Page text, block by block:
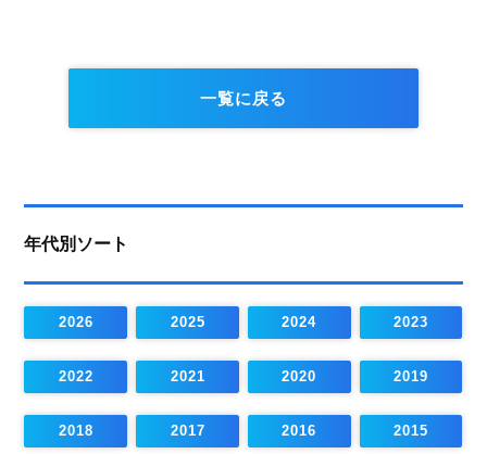
一覧に戻る
年代別ソート
2026 2025 2024 2023
2022 2021 2020 2019
2018 2017 2016 2015